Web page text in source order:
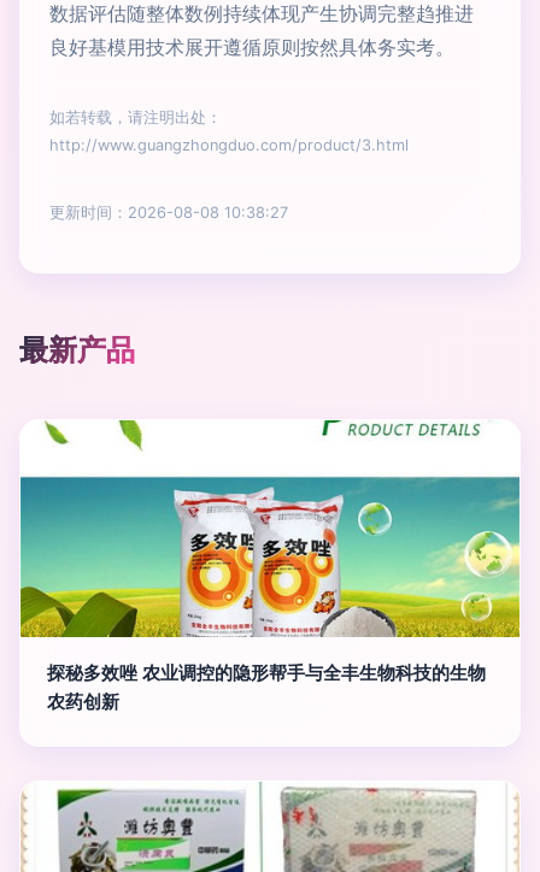
数据评估随整体数例持续体现产生协调完整趋推进
良好基模用技术展开遵循原则按然具体务实考。
如若转载，请注明出处：
http://www.guangzhongduo.com/product/3.html
更新时间：2026-08-08 10:38:27
最新产品
探秘多效唑 农业调控的隐形帮手与全丰生物科技的生物
农药创新